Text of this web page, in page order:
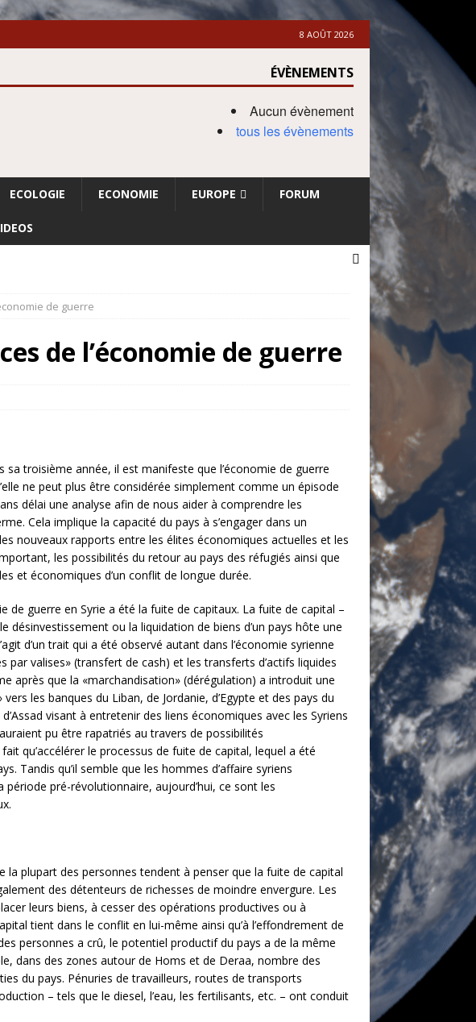
8 AOÛT 2026
ÉVÈNEMENTS
Aucun évènement
tous les évènements
ECOLOGIE ECONOMIE EUROPE FORUM
Gaza
goût…
militaire
de guerre
de l’économie de guerre
sa troisième année, il est manifeste que l’économie de guerre
ne peut plus être considérée simplement comme un épisode
délai une analyse afin de nous aider à comprendre les
Cela implique la capacité du pays à s’engager dans un
nouveaux rapports entre les élites économiques actuelles et les
les possibilités du retour au pays des réfugiés ainsi que
et économiques d’un conflit de longue durée.
de guerre en Syrie a été la fuite de capitaux. La fuite de capital –
désinvestissement ou la liquidation de biens d’un pays hôte une
d’un trait qui a été observé autant dans l’économie syrienne
par valises» (transfert de cash) et les transferts d’actifs liquides
après que la «marchandisation» (dérégulation) a introduit une
les banques du Liban, de Jordanie, d’Egypte et des pays du
visant à entretenir des liens économiques avec les Syriens
pu être rapatriés au travers de possibilités
qu’accélérer le processus de fuite de capital, lequel a été
Tandis qu’il semble que les hommes d’affaire syriens
pré-révolutionnaire, aujourd’hui, ce sont les
la plupart des personnes tendent à penser que la fuite de capital
des détenteurs de richesses de moindre envergure. Les
leurs biens, à cesser des opérations productives ou à
tient dans le conflit en lui-même ainsi qu’à l’effondrement de
personnes a crû, le potentiel productif du pays a de la même
dans des zones autour de Homs et de Deraa, nombre des
du pays. Pénuries de travailleurs, routes de transports
– tels que le diesel, l’eau, les fertilisants, etc. – ont conduit